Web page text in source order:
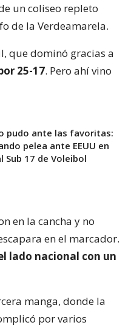
un coliseo repleto
de la Verdeamarela.
que dominó gracias a
25-17. Pero ahí vino
pudo ante las favoritas:
pelea ante EEUU en
Sub 17 de Voleibol
en la cancha y no
en el marcador.
lado nacional con un
manga, donde la
por varios